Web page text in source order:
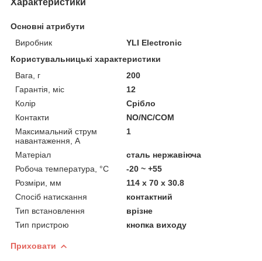
Основні атрибути
Виробник
YLI Electronic
Користувальницькі характеристики
Вага, г
200
Гарантія, міс
12
Колір
Срібло
Контакти
NO/NC/COM
Максимальний струм
навантаження, А
1
Матеріал
сталь нержавіюча
Робоча температура, °C
-20 ~ +55
Розміри, мм
114 x 70 x 30.8
Спосіб натискання
контактний
Тип встановлення
врізне
Тип пристрою
кнопка виходу
Приховати